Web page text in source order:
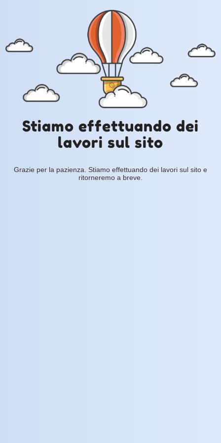
Stiamo effettuando dei
lavori sul sito
Grazie per la pazienza. Stiamo effettuando dei lavori sul sito e
ritorneremo a breve.